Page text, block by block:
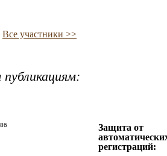
Все участники >>
Защита от
регистраций: